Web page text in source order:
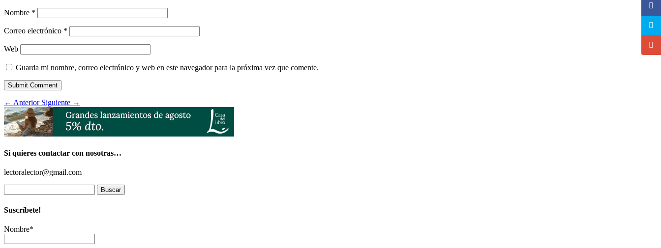
Nombre *
Correo electrónico *
Web
Guarda mi nombre, correo electrónico y web en este navegador para la próxima vez que comente.
Submit Comment
← Anterior Siguiente →
Si quieres contactar con nosotras…
lectoralector@gmail.com
Suscríbete!
Nombre*